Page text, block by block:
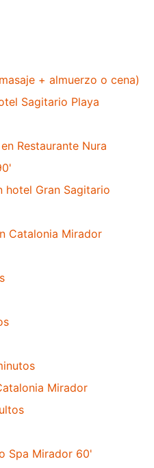
+ almuerzo o cena)
Sagitario Playa
Restaurante Nura
hotel Gran Sagitario
Catalonia Mirador
Mirador
Spa Mirador 60'